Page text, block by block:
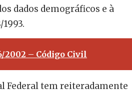
dados demográficos e à
2002 – Código Civil
Federal tem reiteradamente